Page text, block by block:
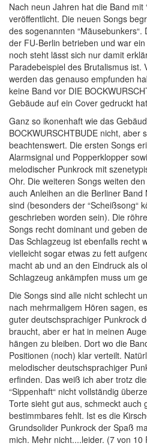
Nach neun Jahren hat die Band mit
veröffentlicht. Die neuen Songs
des sogenannten
der FU-Berlin betrieben und war
noch steht lässt sich nur damit
Paradebeispiel des Brutalismus ist.
werden das genauso empfunden
keine Band vor DIE
Gebäude auf ein Cover gedruckt
Ganz so ikonenhaft wie das
BOCKWURSCHTBUDE nicht, aber
beachtenswert. Die ersten Songs
Alarmsignal und Popperklopper
melodischer Punkrock mit
Ohr. Die weiteren Songs weiten
auch Anleihen an die Berliner Band
sind (besonders der “Scheißsong“
geschrieben worden sein). Die
Songs recht dominant und geben
Das Schlagzeug ist ebenfalls recht
vielleicht sogar etwas zu fett
macht ab und an den Eindruck als
Schlagzeug ankämpfen muss um
Die Songs sind alle nicht schlecht
nach mehrmaligem Hören sagen,
guter deutschsprachiger Punkrock
braucht, aber er hat in meinen
hängen zu bleiben. Dort wo die
Positionen (noch) klar verteilt.
melodischer deutschsprachiger
erfinden. Das weiß ich aber trotz
“Sippenhaft“ nicht vollständig
Torte sieht gut aus, schmeckt auch
bestimmbares fehlt. Ist es die
Grundsolider Punkrock der Spaß
mich. Mehr nicht....leider. (7 von 10